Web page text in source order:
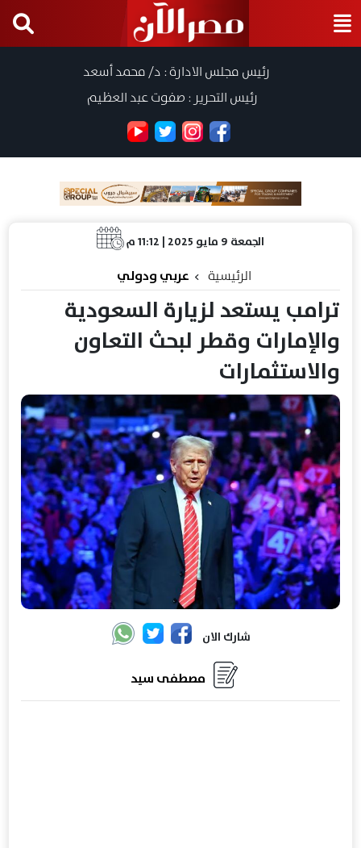
رئيس مجلس الادارة : د/ محمد أسعد
رئيس التحرير : صفوت عبد العظيم
الجمعة 9 مايو 2025 | 11:12 م
الرئيسية عربي ودولي
ترامب يستعد لزيارة السعودية
والإمارات وقطر لبحث التعاون
والاستثمارات
شارك الان
مصطفى سيد